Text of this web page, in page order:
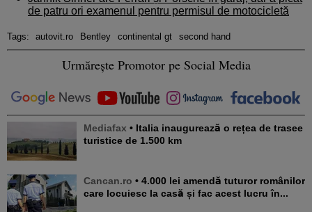
de patru ori examenul pentru permisul de motocicletă
Tags: autovit.ro Bentley continental gt second hand
Urmărește Promotor pe Social Media
Mediafax • Italia inaugurează o rețea de trasee
turistice de 1.500 km
Cancan.ro • 4.000 lei amendă tuturor românilor
care locuiesc la casă și fac acest lucru în...